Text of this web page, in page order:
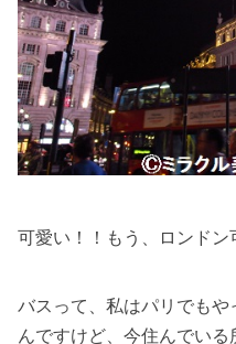
可愛い！！もう、ロンドン
バスって、私はパリでも
んですけど、今住んでいる